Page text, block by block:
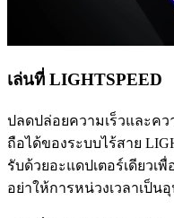
เล่นที่ LIGHTSPEED
ปลดปล่อยความเร็วและค
ถือได้ของระบบไร้สาย
รับด้วยอะแดปเตอร์เดียวเ
อย่าให้การหน่วงเวลาเป็น